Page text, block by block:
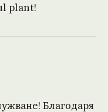
plant!
Благодаря